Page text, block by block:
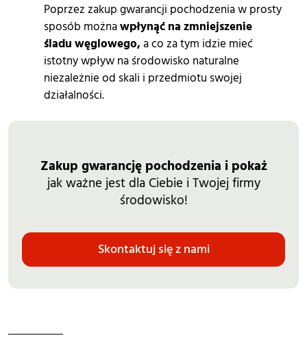
Poprzez zakup gwarancji pochodzenia w prosty
sposób możnawpłynąć na zmniejszenie
śladu węglowego,a co za tym idzie mieć
istotny wpływ na środowisko naturalne
niezależnie od skali i przedmiotu swojej
działalności.
Zakup gwarancję pochodzenia i pokaż
jak ważne jest dla Ciebie i Twojej firmy
środowisko!
Skontaktuj się z nami